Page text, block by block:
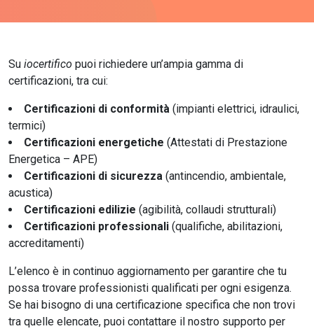
Su iocertifico puoi richiedere un’ampia gamma di
certificazioni, tra cui:
Certificazioni di conformità (impianti elettrici, idraulici,
termici)
Certificazioni energetiche (Attestati di Prestazione
Energetica – APE)
Certificazioni di sicurezza (antincendio, ambientale,
acustica)
Certificazioni edilizie (agibilità, collaudi strutturali)
Certificazioni professionali (qualifiche, abilitazioni,
accreditamenti)
L’elenco è in continuo aggiornamento per garantire che tu
possa trovare professionisti qualificati per ogni esigenza.
Se hai bisogno di una certificazione specifica che non trovi
tra quelle elencate, puoi contattare il nostro supporto per